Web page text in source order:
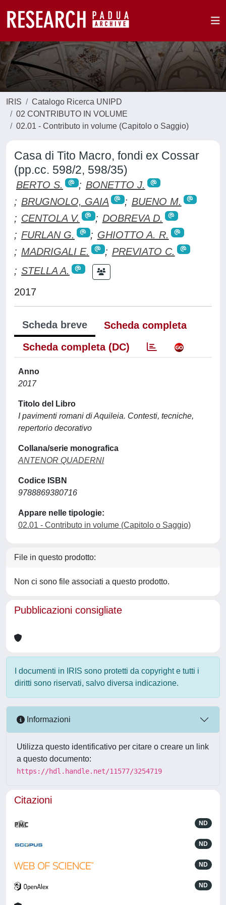
IRIS
Catalogo Ricerca UNIPD
02 CONTRIBUTO IN VOLUME
02.01 - Contributo in volume (Capitolo o Saggio)
Casa di Tito Macro, fondi ex Cossar
(pp.cc. 598/2, 598/35)
BERTO S. ; BONETTO J.
; BRUGNOLO, GAIA ; BUENO M.
; CENTOLA V. ; DOBREVA D.
; FURLAN G. ; GHIOTTO A. R.
; MADRIGALI E. ; PREVIATO C.
; STELLA A.
2017
Scheda breve
Scheda completa
Scheda completa (DC)
Anno
2017
Titolo del Libro
I pavimenti romani di Aquileia. Contesti, tecniche,
repertorio decorativo
Collana/serie monografica
ANTENOR QUADERNI
Codice ISBN
9788869380716
Appare nelle tipologie:
02.01 - Contributo in volume (Capitolo o Saggio)
File in questo prodotto:
Non ci sono file associati a questo prodotto.
Pubblicazioni consigliate
I documenti in IRIS sono protetti da copyright e tutti i
diritti sono riservati, salvo diversa indicazione.
Informazioni
Utilizza questo identificativo per citare o creare un link
a questo documento:
https://hdl.handle.net/11577/3254719
Citazioni
ND
ND
ND
ND